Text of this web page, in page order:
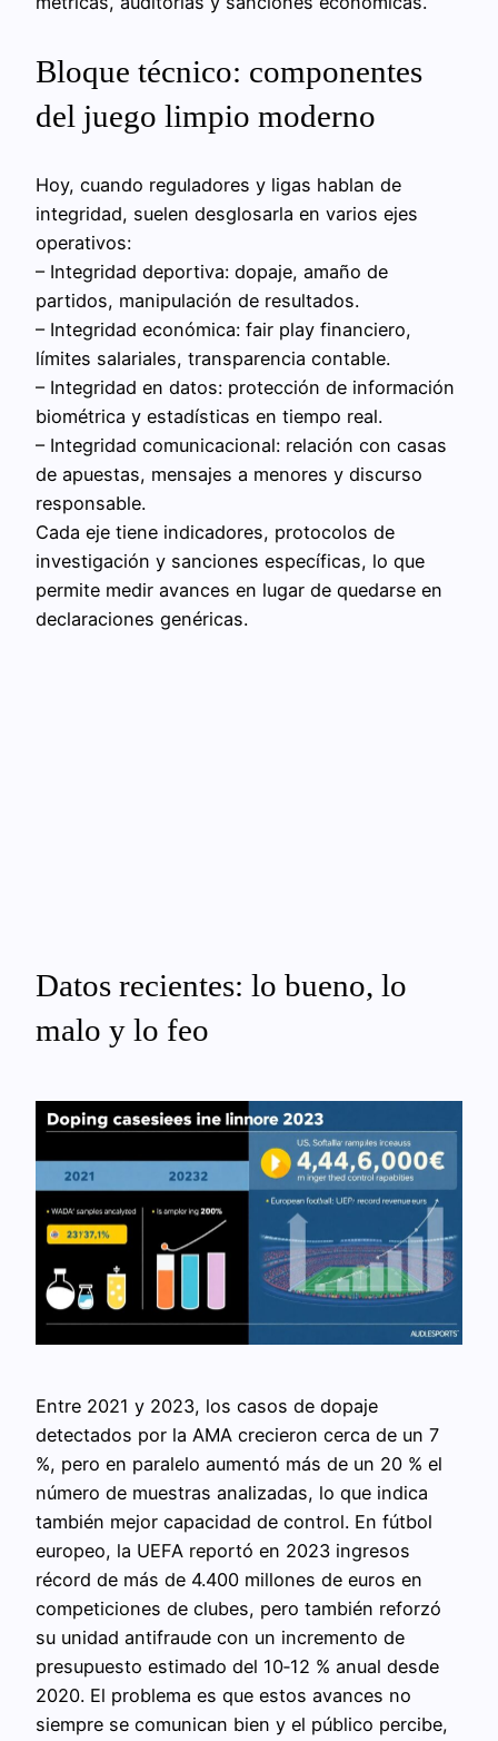
Bloque técnico: componentes
del juego limpio moderno
Hoy, cuando reguladores y ligas hablan de
integridad, suelen desglosarla en varios ejes
operativos:
– Integridad deportiva: dopaje, amaño de
partidos, manipulación de resultados.
– Integridad económica: fair play financiero,
límites salariales, transparencia contable.
– Integridad en datos: protección de información
biométrica y estadísticas en tiempo real.
– Integridad comunicacional: relación con casas
de apuestas, mensajes a menores y discurso
responsable.
Cada eje tiene indicadores, protocolos de
investigación y sanciones específicas, lo que
permite medir avances en lugar de quedarse en
declaraciones genéricas.
Datos recientes: lo bueno, lo
malo y lo feo
Entre 2021 y 2023, los casos de dopaje
detectados por la AMA crecieron cerca de un 7
%, pero en paralelo aumentó más de un 20 % el
número de muestras analizadas, lo que indica
también mejor capacidad de control. En fútbol
europeo, la UEFA reportó en 2023 ingresos
récord de más de 4.400 millones de euros en
competiciones de clubes, pero también reforzó
su unidad antifraude con un incremento de
presupuesto estimado del 10‑12 % anual desde
2020. El problema es que estos avances no
siempre se comunican bien y el público percibe,